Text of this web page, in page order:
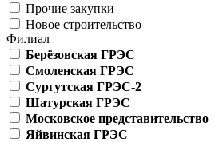
Прочие закупки
Новое строительство
Филиал
Берёзовская ГРЭС
Смоленская ГРЭС
Сургутская ГРЭС-2
Шатурская ГРЭС
Московское представительство
Яйвинская ГРЭС